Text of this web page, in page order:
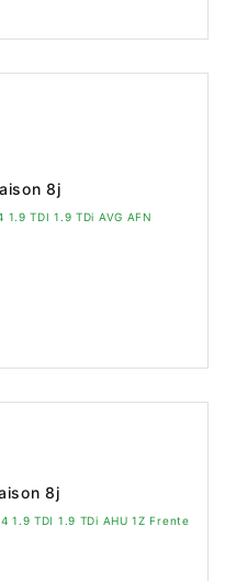
8j
TDI 1.9 TDi AVG AFN
8j
1.9 TDI 1.9 TDi AHU 1Z Frente